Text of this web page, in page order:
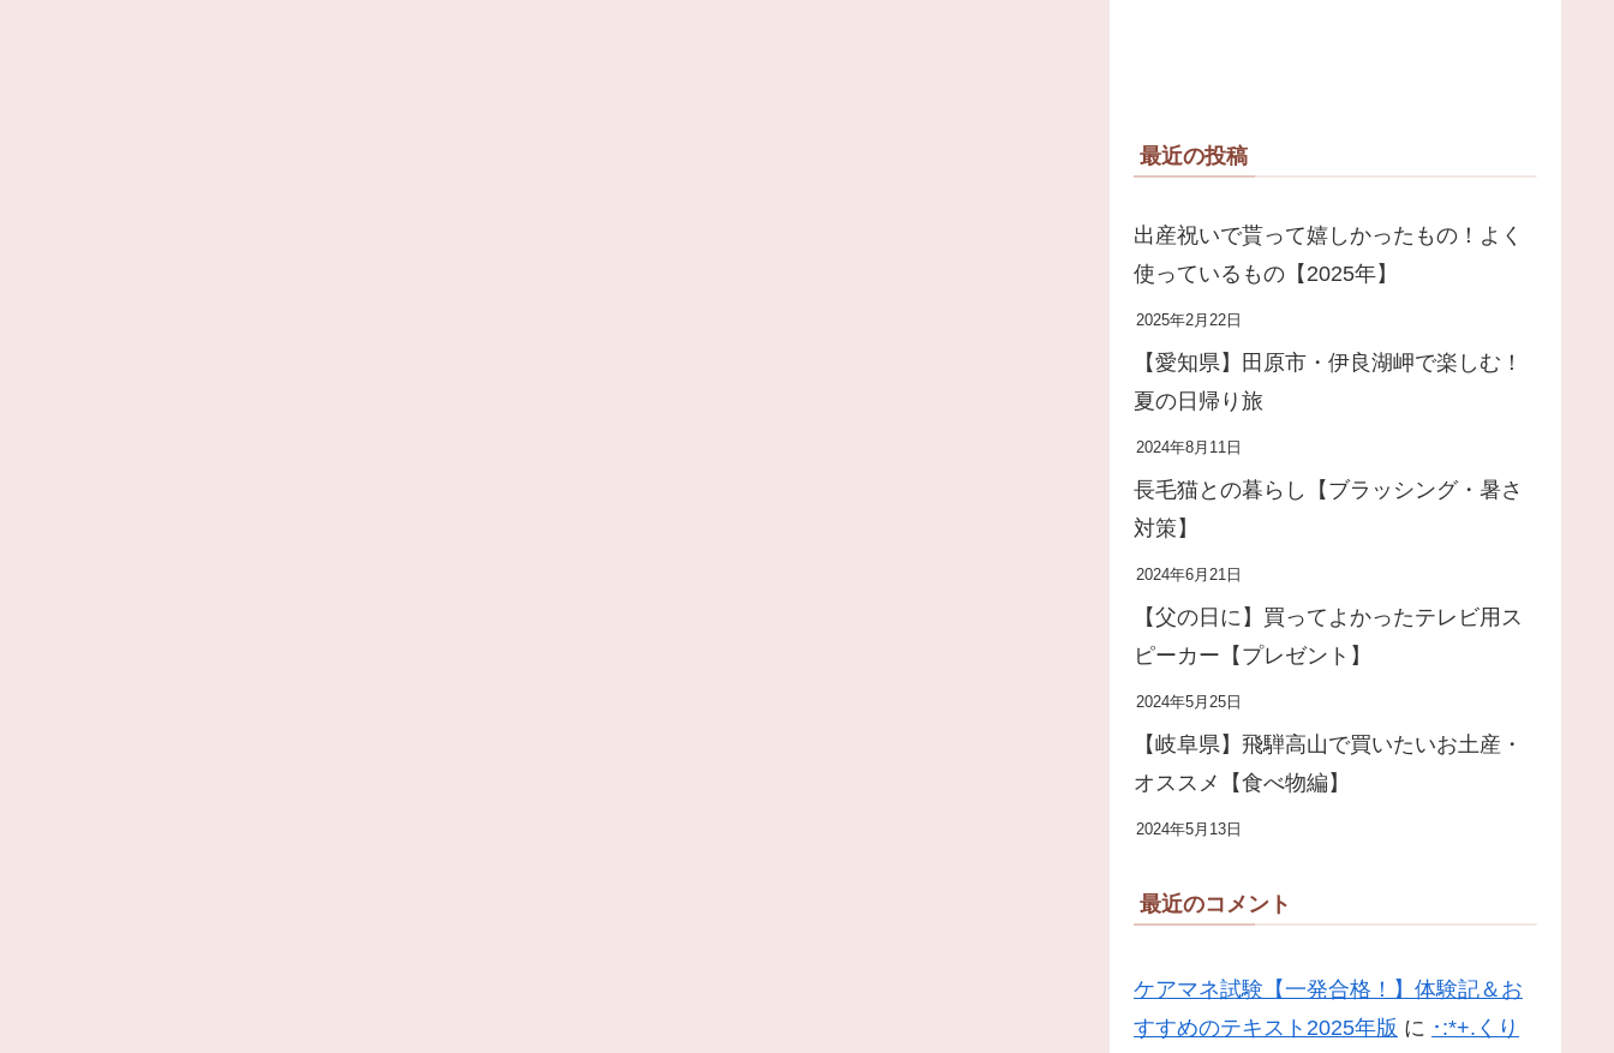
最近の投稿
出産祝いで貰って嬉しかったもの！よく
使っているもの【2025年】
2025年2月22日
【愛知県】田原市・伊良湖岬で楽しむ！
夏の日帰り旅
2024年8月11日
長毛猫との暮らし【ブラッシング・暑さ
対策】
2024年6月21日
【父の日に】買ってよかったテレビ用ス
ピーカー【プレゼント】
2024年5月25日
【岐阜県】飛騨高山で買いたいお土産・
オススメ【食べ物編】
2024年5月13日
最近のコメント
ケアマネ試験【一発合格！】体験記＆お
すすめのテキスト2025年版 に ･:*+.くり